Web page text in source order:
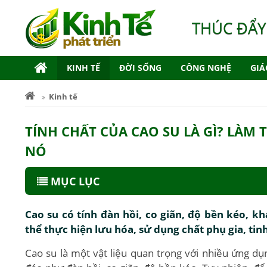
THÚC
KINH TẾ ĐỜI SỐNG CÔNG NGHỆ
Kinh tế
TÍNH CHẤT CỦA CAO SU LÀ GÌ? LÀM
NÓ
MỤC LỤC
Cao su có tính đàn hồi, co giãn, độ bền kéo,
thể thực hiện lưu hóa, sử dụng chất phụ gia,
Cao su là một vật liệu quan trọng với nhiều ứng